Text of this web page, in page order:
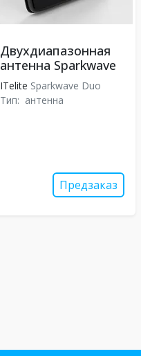
Двухдиапазонная
антенна Sparkwave
ITelite Sparkwave Duo
Тип: антенна
Предзаказ